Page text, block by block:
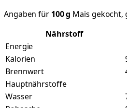
Angaben für 100g Mais gekocht,
Nährstoff
Energie
Kalorien
Brennwert
Hauptnährstoffe
Wasser